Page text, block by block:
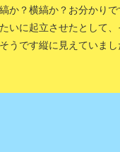
か？横縞か？お分かりで
いに起立させたとして
うです縦に見えていま